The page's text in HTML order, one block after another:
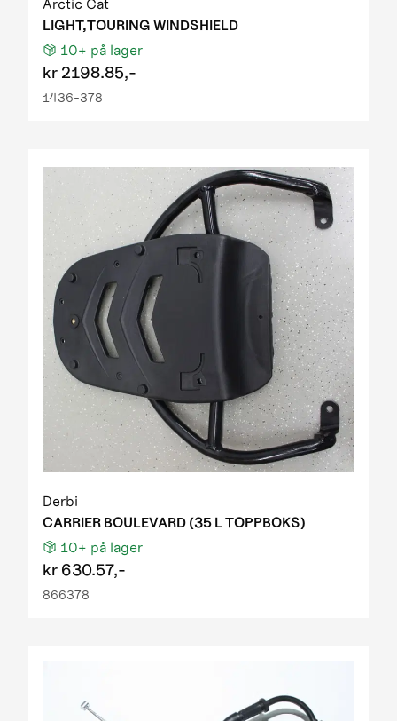
Arctic Cat
LIGHT,TOURING WINDSHIELD
10+ på lager
kr 2198.85,-
1436-378
Derbi
CARRIER BOULEVARD (35 L TOPPBOKS)
10+ på lager
kr 630.57,-
866378